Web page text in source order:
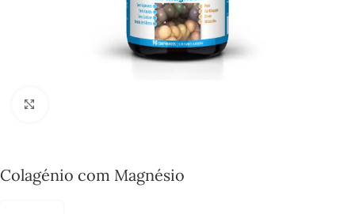
Colagénio com Magnésio